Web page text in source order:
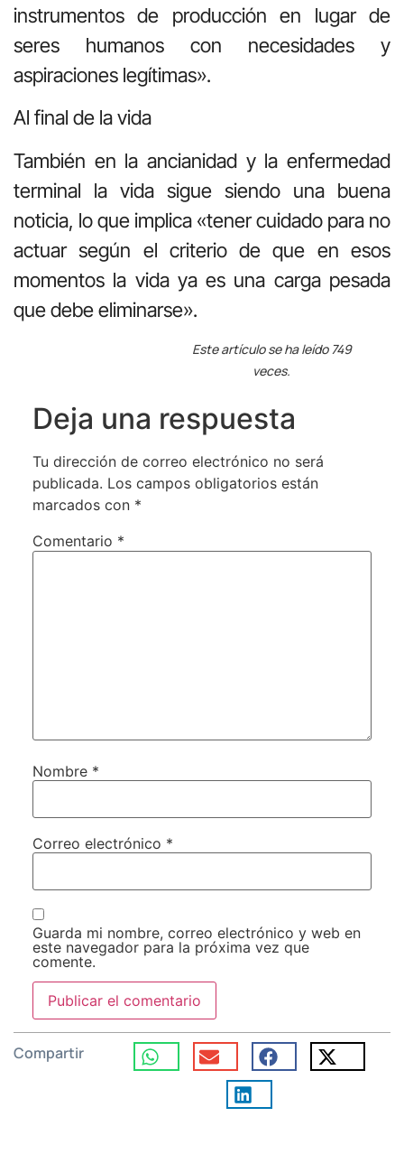
instrumentos de producción en lugar de
seres humanos con necesidades y
aspiraciones legítimas».
Al final de la vida
También en la ancianidad y la enfermedad
terminal la vida sigue siendo una buena
noticia, lo que implica «tener cuidado para no
actuar según el criterio de que en esos
momentos la vida ya es una carga pesada
que debe eliminarse».
Este artículo se ha leído 749
veces.
Deja una respuesta
Tu dirección de correo electrónico no será
publicada. Los campos obligatorios están
marcados con *
Comentario *
Nombre *
Correo electrónico *
Guarda mi nombre, correo electrónico y web en
este navegador para la próxima vez que
comente.
Compartir